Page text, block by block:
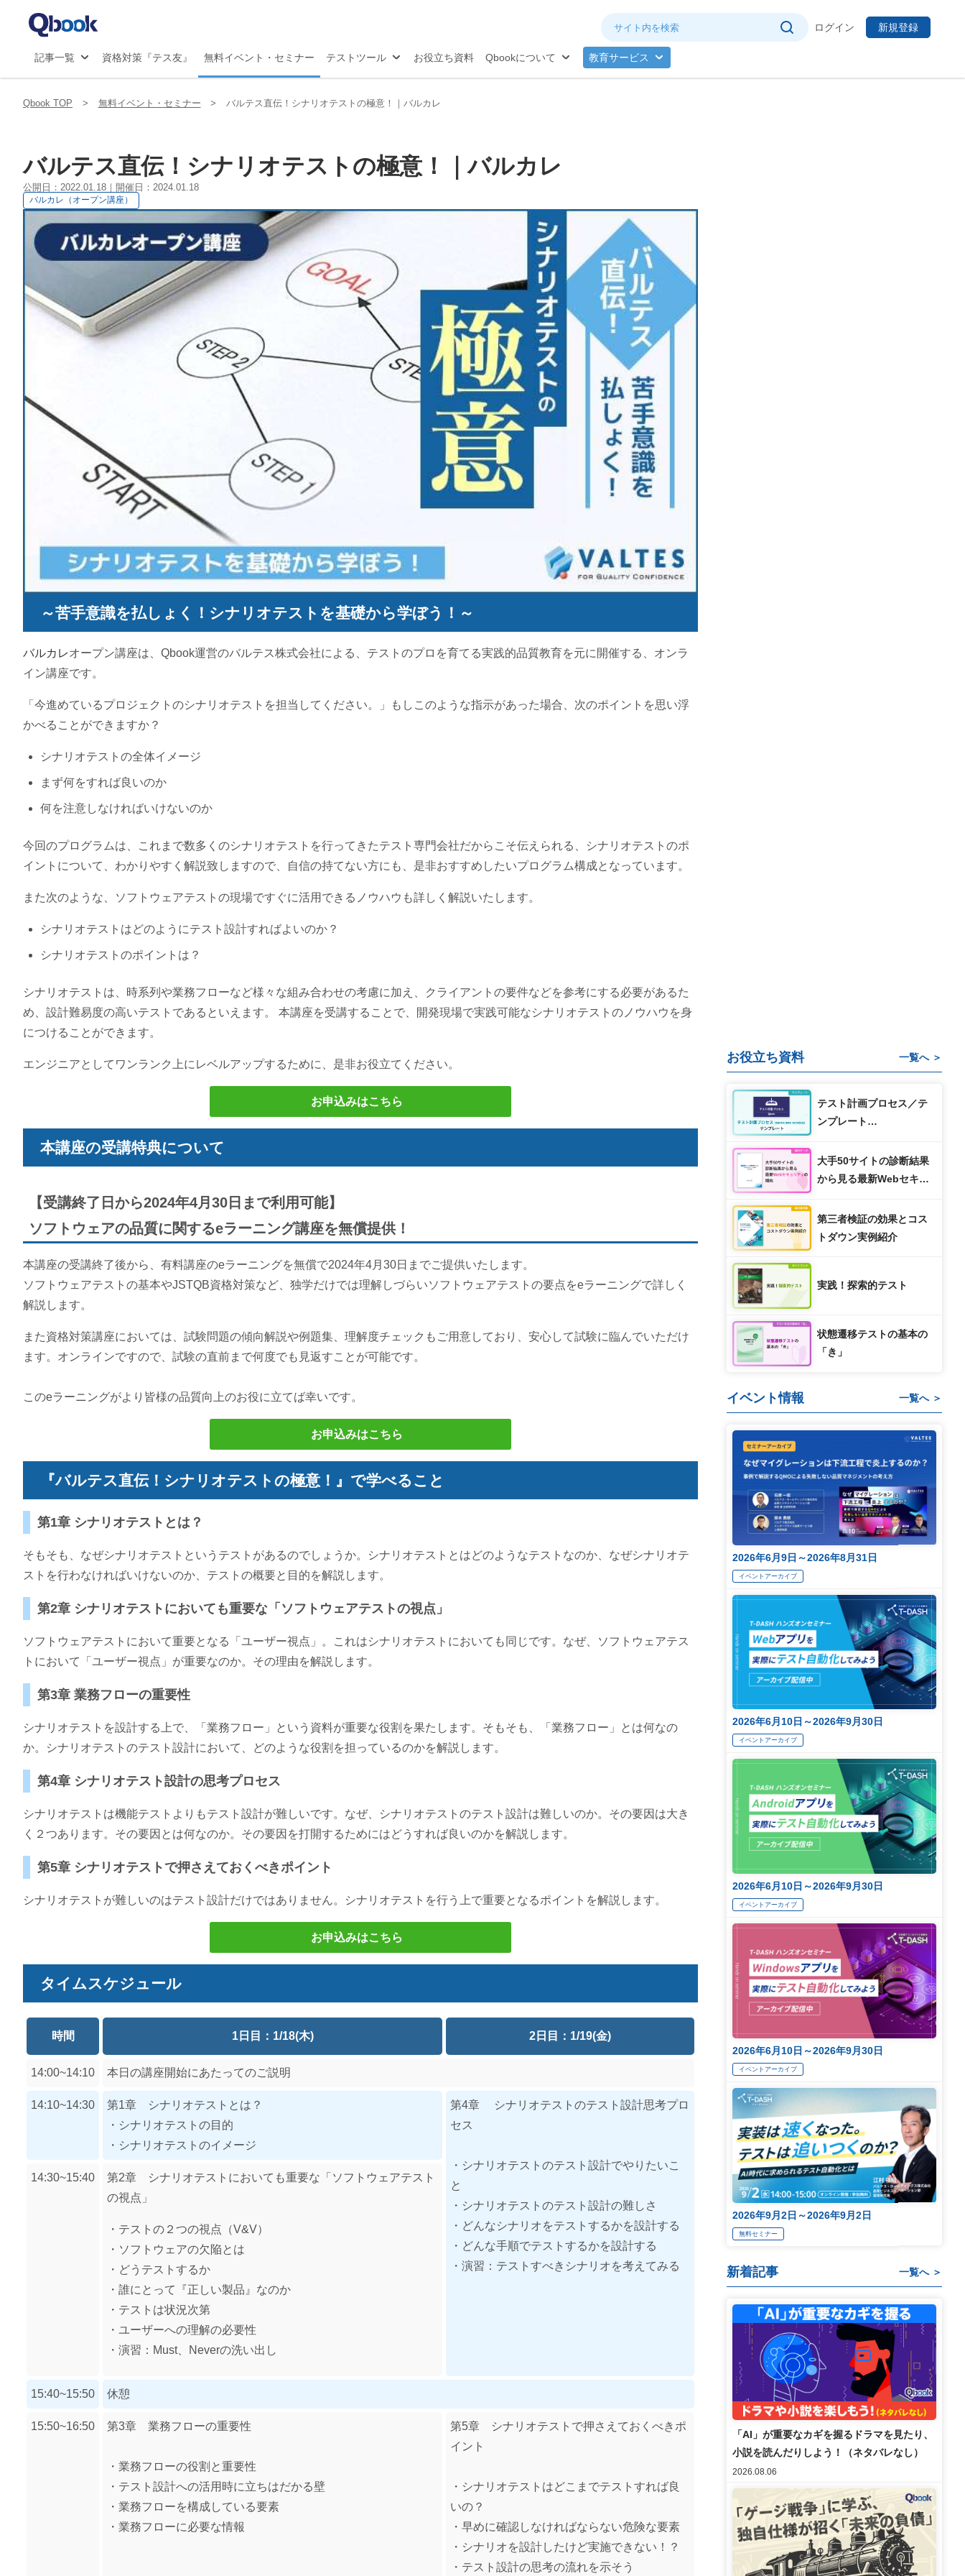
ログイン 新規登録
記事一覧 資格対策『テス友』 無料イベント・セミナー テストツール お役立ち資料 Qbookについて 教育サービス
Qbook TOP 無料イベント・セミナー バルテス直伝！シナリオテストの極意！｜バルカレ
バルテス直伝！シナリオテストの極意！｜バルカレ
公開日：2022.01.18｜開催日：2024.01.18
バルカレ（オープン講座）
～苦手意識を払しょく！シナリオテストを基礎から学ぼう！～
バルカレオープン講座は、Qbook運営のバルテス株式会社による、テストのプロを育てる実践的品質教育を元に開催する、オンラ
イン講座です。
「今進めているプロジェクトのシナリオテストを担当してください。」もしこのような指示があった場合、次のポイントを思い浮
かべることができますか？
シナリオテストの全体イメージ
まず何をすれば良いのか
何を注意しなければいけないのか
今回のプログラムは、これまで数多くのシナリオテストを行ってきたテスト専門会社だからこそ伝えられる、シナリオテストのポ
イントについて、わかりやすく解説致しますので、自信の持てない方にも、是非おすすめしたいプログラム構成となっています。
また次のような、ソフトウェアテストの現場ですぐに活用できるノウハウも詳しく解説いたします。
シナリオテストはどのようにテスト設計すればよいのか？
シナリオテストのポイントは？
シナリオテストは、時系列や業務フローなど様々な組み合わせの考慮に加え、クライアントの要件などを参考にする必要があるた
め、設計難易度の高いテストであるといえます。 本講座を受講することで、開発現場で実践可能なシナリオテストのノウハウを身
につけることができます。
エンジニアとしてワンランク上にレベルアップするために、是非お役立てください。
お申込みはこちら
本講座の受講特典について
【受講終了日から2024年4月30日まで利用可能】
ソフトウェアの品質に関するeラーニング講座を無償提供！
本講座の受講終了後から、有料講座のeラーニングを無償で2024年4月30日までご提供いたします。
ソフトウェアテストの基本やJSTQB資格対策など、独学だけでは理解しづらいソフトウェアテストの要点をeラーニングで詳しく
解説します。
また資格対策講座においては、試験問題の傾向解説や例題集、理解度チェックもご用意しており、安心して試験に臨んでいただけ
ます。オンラインですので、試験の直前まで何度でも見返すことが可能です。
このeラーニングがより皆様の品質向上のお役に立てば幸いです。
お申込みはこちら
『バルテス直伝！シナリオテストの極意！』で学べること
第1章 シナリオテストとは？
そもそも、なぜシナリオテストというテストがあるのでしょうか。シナリオテストとはどのようなテストなのか、なぜシナリオテ
ストを行わなければいけないのか、テストの概要と目的を解説します。
第2章 シナリオテストにおいても重要な「ソフトウェアテストの視点」
ソフトウェアテストにおいて重要となる「ユーザー視点」。これはシナリオテストにおいても同じです。なぜ、ソフトウェアテス
トにおいて「ユーザー視点」が重要なのか。その理由を解説します。
第3章 業務フローの重要性
シナリオテストを設計する上で、「業務フロー」という資料が重要な役割を果たします。そもそも、「業務フロー」とは何なの
か。シナリオテストのテスト設計において、どのような役割を担っているのかを解説します。
第4章 シナリオテスト設計の思考プロセス
シナリオテストは機能テストよりもテスト設計が難しいです。なぜ、シナリオテストのテスト設計は難しいのか。その要因は大き
く２つあります。その要因とは何なのか。その要因を打開するためにはどうすれば良いのかを解説します。
第5章 シナリオテストで押さえておくべきポイント
シナリオテストが難しいのはテスト設計だけではありません。シナリオテストを行う上で重要となるポイントを解説します。
お申込みはこちら
タイムスケジュール
時間 1日目：1/18(木) 2日目：1/19(金)
14:00~14:10 本日の講座開始にあたってのご説明
14:10~14:30
第1章 シナリオテストとは？
・シナリオテストの目的
・シナリオテストのイメージ
第4章 シナリオテストのテスト設計思考プロ
セス
・シナリオテストのテスト設計でやりたいこ
と
・シナリオテストのテスト設計の難しさ
・どんなシナリオをテストするかを設計する
・どんな手順でテストするかを設計する
・演習：テストすべきシナリオを考えてみる
14:30~15:40
第2章 シナリオテストにおいても重要な「ソフトウェアテスト
の視点」
・テストの２つの視点（V&V）
・ソフトウェアの欠陥とは
・どうテストするか
・誰にとって『正しい製品』なのか
・テストは状況次第
・ユーザーへの理解の必要性
・演習：Must、Neverの洗い出し
15:40~15:50 休憩
15:50~16:50 第3章 業務フローの重要性
・業務フローの役割と重要性
・テスト設計への活用時に立ちはだかる壁
・業務フローを構成している要素
・業務フローに必要な情報
第5章 シナリオテストで押さえておくべきポ
イント
・シナリオテストはどこまでテストすれば良
いの？
・早めに確認しなければならない危険な要素
・シナリオを設計したけど実施できない！？
・テスト設計の思考の流れを示そう
お役立ち資料 一覧へ ＞
テスト計画プロセス／テ
ンプレート
応）
大手50サイトの診断結果
から見る最新Webセキュ
第三者検証の効果とコス
トダウン実例紹介
実践！探索的テスト
状態遷移テストの基本の
「き」
イベント情報 一覧へ ＞
2026年6月9日～2026年8月31日
イベントアーカイブ
2026年6月10日～2026年9月30日
イベントアーカイブ
2026年6月10日～2026年9月30日
イベントアーカイブ
2026年6月10日～2026年9月30日
イベントアーカイブ
2026年9月2日～2026年9月2日
無料セミナー
新着記事 一覧へ ＞
「AI」が重要なカギを握るドラマを見たり、
小説を読んだりしよう！（ネタバレなし）
2026.08.06